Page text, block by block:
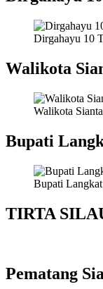
Dirgahayu 10
Walikota
Walikota
Bupati
Bupati Langkat
TIRTA
Pematang